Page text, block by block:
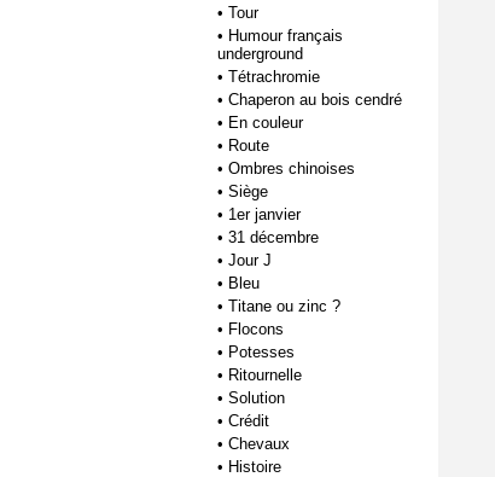
• Tour
• Humour français
underground
• Tétrachromie
• Chaperon au bois cendré
• En couleur
• Route
• Ombres chinoises
• Siège
• 1er janvier
• 31 décembre
• Jour J
• Bleu
• Titane ou zinc ?
• Flocons
• Potesses
• Ritournelle
• Solution
• Crédit
• Chevaux
• Histoire